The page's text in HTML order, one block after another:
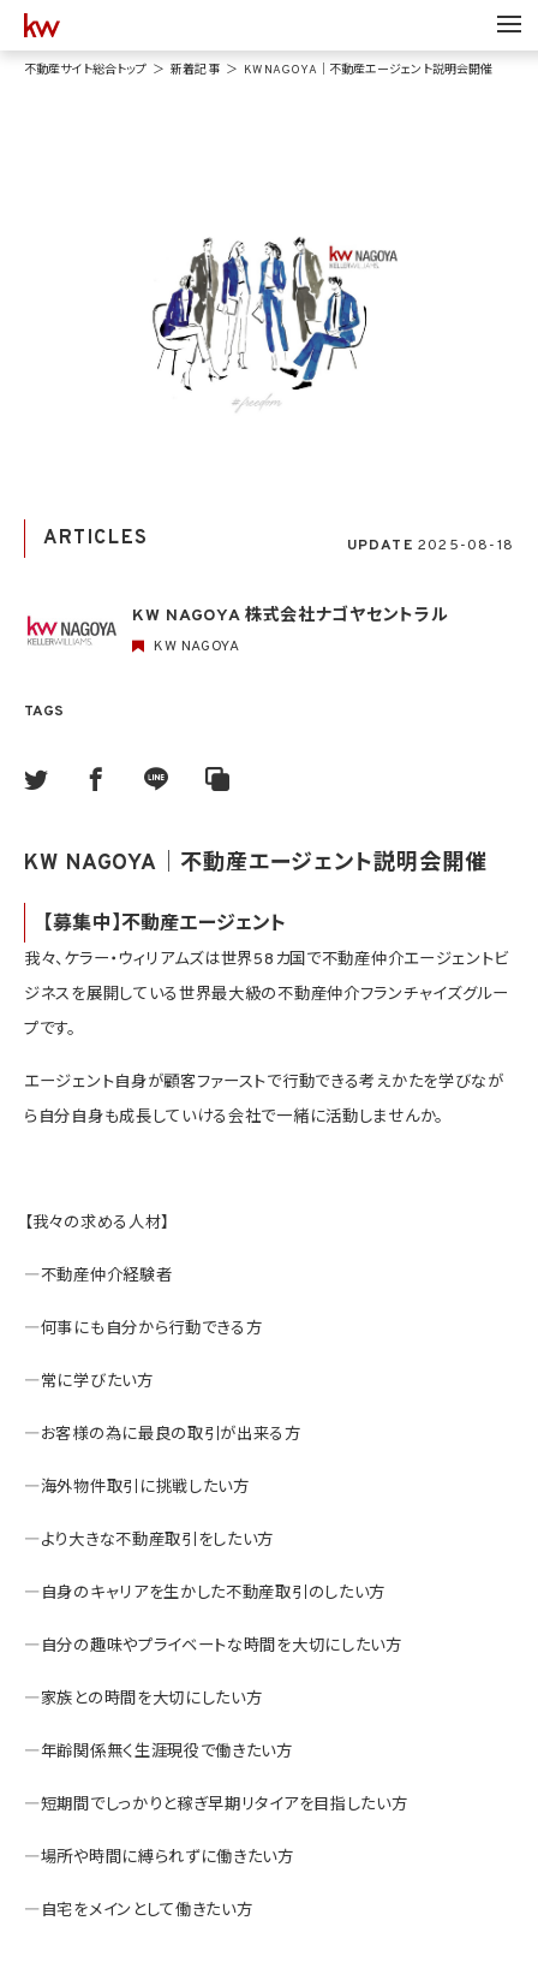
不動産サイト総合トップ 新着記事 KW NAGOYA｜不動産エージェント説明会開催
ARTICLES UPDATE 2025-08-18
TAGS
KW NAGOYA 株式会社ナゴヤセントラル
KW NAGOYA
KW NAGOYA｜不動産エージェント説明会開催
【募集中】不動産エージェント
我々、ケラー・ウィリアムズは世界58 カ国で不動産仲介エージェントビ
ジネスを展開している世界最大級の不動産仲介フランチャイズグルー
プです。
エージェント自身が顧客ファーストで行動できる考えかたを学びなが
ら自分自身も成長していける会社で一緒に活動しませんか。
【我々の求める人材】
―不動産仲介経験者
―何事にも自分から行動できる方
―常に学びたい方
―お客様の為に最良の取引が出来る方
―海外物件取引に挑戦したい方
―より大きな不動産取引をしたい方
―自身のキャリアを生かした不動産取引のしたい方
―自分の趣味やプライベートな時間を大切にしたい方
―家族との時間を大切にしたい方
―年齢関係無く生涯現役で働きたい方
―短期間でしっかりと稼ぎ早期リタイアを目指したい方
―場所や時間に縛られずに働きたい方
―自宅をメインとして働きたい方